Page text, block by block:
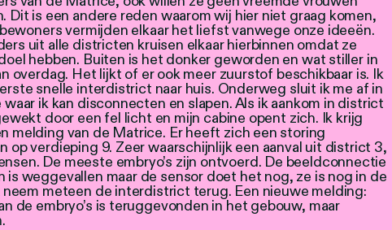
Dit is een andere reden waarom wij hier niet graag komen,
vermijden elkaar het liefst vanwege onze ideeën.
uit alle districten kruisen elkaar hierbinnen omdat ze
hebben. Buiten is het donker geworden en wat stiller in
overdag. Het lijkt of er ook meer zuurstof beschikbaar is. Ik
snelle interdistrict naar huis. Onderweg sluit ik me af in
waar ik kan disconnecten en slapen. Als ik aankom in district
door een fel licht en mijn cabine opent zich. Ik krijg
melding van de Matrice. Er heeft zich een storing
op verdieping 9. Zeer waarschijnlijk een aanval uit district 3,
De meeste embryo’s zijn ontvoerd. De beeldconnectie
is weggevallen maar de sensor doet het nog, ze is nog in de
neem meteen de interdistrict terug. Een nieuwe melding:
de embryo’s is teruggevonden in het gebouw, maar